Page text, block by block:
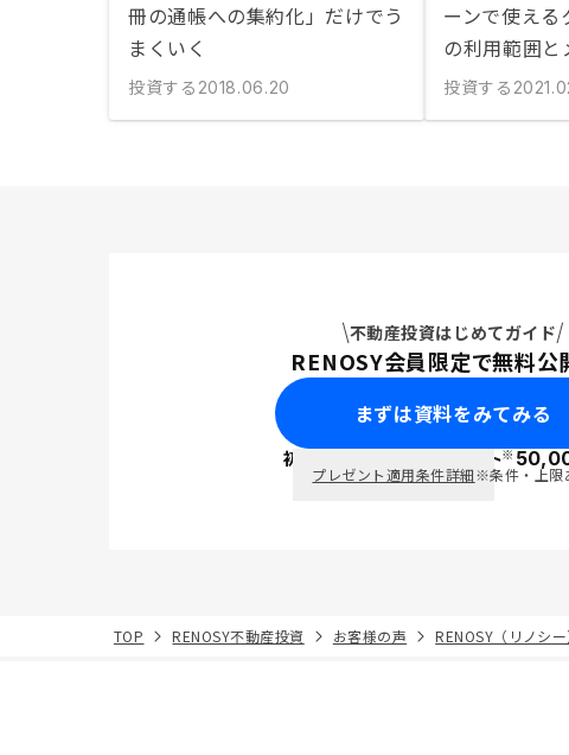
冊の通帳への集約化」だけでう
まくいく
投資する 2018.06.20
ーンで使える
の利用範囲と
投資する
不動産投資はじめてガイド
RENOSY会員限定で無料公
まずは資料をみてみる
初回面談で ポイント※
プレゼント適用条件詳細※条件・上限
TOP RENOSY不動産投資 お客様の声 RENOSY（リノシ